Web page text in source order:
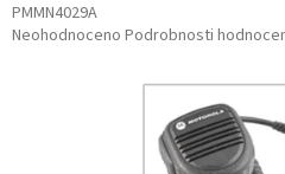
PMMN4029A
Průměrné
Neohodnoceno Podrobnosti